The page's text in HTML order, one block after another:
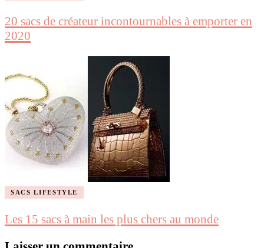
20 sacs de créateur incontournables à emporter en
2020
SACS LIFESTYLE
Les 15 sacs à main les plus chers au monde